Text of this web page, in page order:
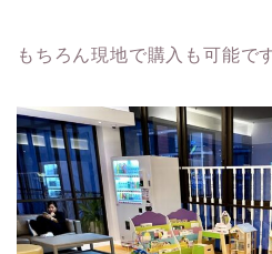
もちろん現地で購入も可能で